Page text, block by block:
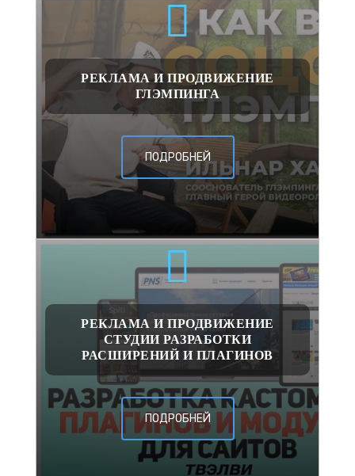
РЕКЛАМА И ПРОДВИЖЕНИЕ
ГЛЭМПИНГА
ПОДРОБНЕЙ
РЕКЛАМА И ПРОДВИЖЕНИЕ
СТУДИИ РАЗРАБОТКИ
РАСШИРЕНИЙ И ПЛАГИНОВ
ПОДРОБНЕЙ